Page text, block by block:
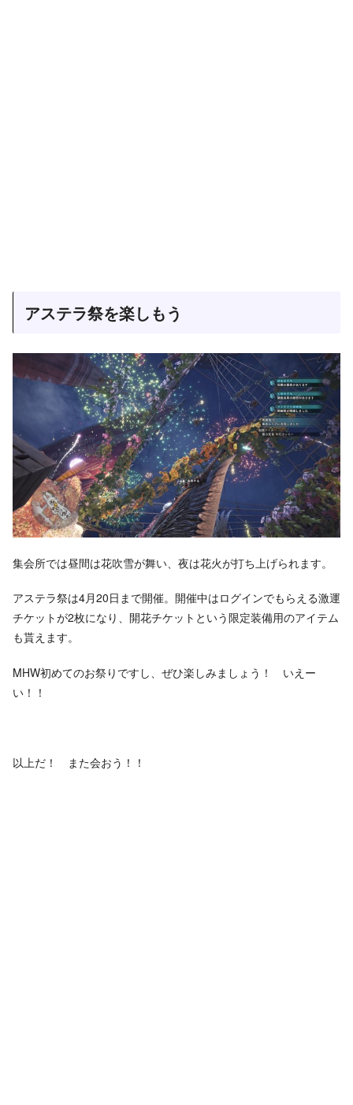
アステラ祭を楽しもう
集会所では昼間は花吹雪が舞い、夜は花火が打ち上げられます。
アステラ祭は4月20日まで開催。開催中はログインでもらえる激運
チケットが2枚になり、開花チケットという限定装備用のアイテム
も貰えます。
MHW初めてのお祭りですし、ぜひ楽しみましょう！ いえー
い！！
以上だ！ また会おう！！